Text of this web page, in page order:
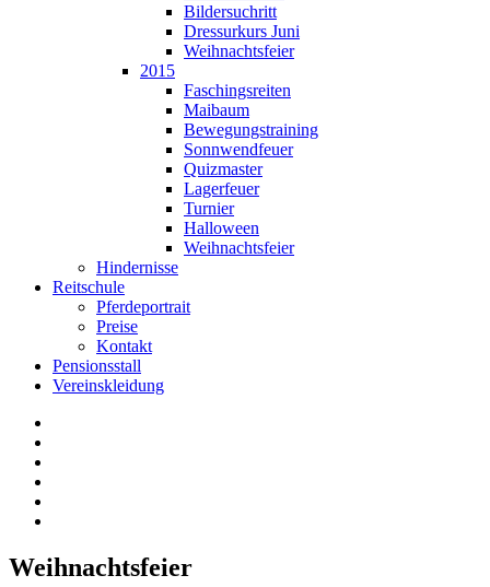
Bildersuchritt
Dressurkurs Juni
Weihnachtsfeier
2015
Faschingsreiten
Maibaum
Bewegungstraining
Sonnwendfeuer
Quizmaster
Lagerfeuer
Turnier
Halloween
Weihnachtsfeier
Hindernisse
Reitschule
Pferdeportrait
Preise
Kontakt
Pensionsstall
Vereinskleidung
Weihnachtsfeier